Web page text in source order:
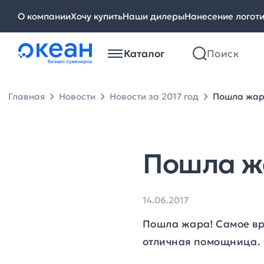
О компанииХочу купитьНаши дилерыНанесение
Каталог
Главная Новости Новости за 2017 год Пошла
Пошла
14.06.2017
Пошла жара! Самое
отличная помощница.